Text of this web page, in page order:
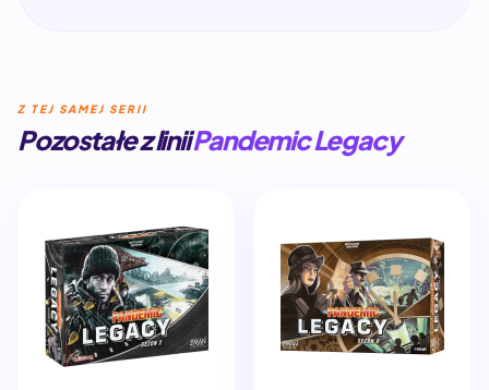
Z TEJ SAMEJ SERII
Pozostałe z liniiPandemic Legacy